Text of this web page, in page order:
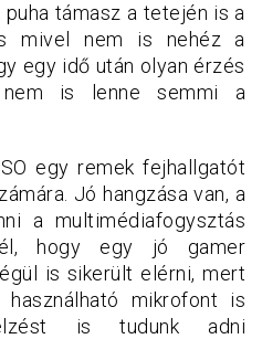
támasz a tetején is a
mivel nem is nehéz a
egy idő után olyan érzés
nem is lenne semmi a
egy remek fejhallgatót
Jó hangzása van, a
a multimédiafogysztás
hogy egy jó gamer
is sikerült elérni, mert
mikrofont is
is tudunk adni